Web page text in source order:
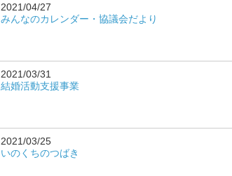
2021/04/27
みんなのカレンダー・協議会だより
2021/03/31
結婚活動支援事業
2021/03/25
いのくちのつばき